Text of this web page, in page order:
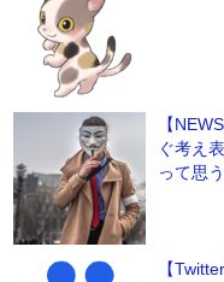
【
ぐ考え
って思う
【